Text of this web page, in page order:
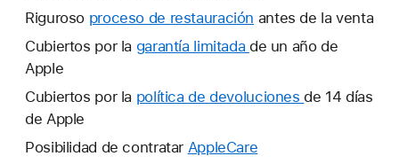
Riguroso proceso de restauración antes de la venta
Cubiertos por la garantía limitada Se
una
de un año de
Apple
Cubiertos por la política de devoluciones Se
de 14 días
de Apple
Posibilidad de contratar AppleCare